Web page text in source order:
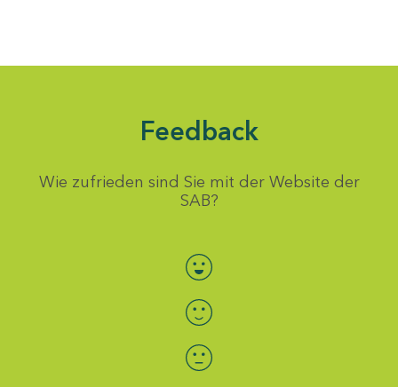
Feedback
Wie zufrieden sind Sie mit der Website der
SAB?
Bewertung auswählen